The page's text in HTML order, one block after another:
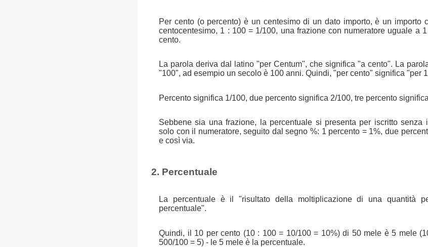
Per cento (o percento) è un centesimo di un dato importo, è un importo
centocentesimo, 1 : 100 = 1/100, una frazione con numeratore uguale a
cento.
La parola deriva dal latino "per Centum", che significa "a cento". La
"100", ad esempio un secolo è 100 anni. Quindi, "per cento" significa "per
Percento significa 1/100, due percento significa 2/100, tre percento
Sebbene sia una frazione, la percentuale si presenta per iscritto senza
solo con il numeratore, seguito dal segno %: 1 percento = 1%, due
e così via.
2. Percentuale
La percentuale è il "risultato della moltiplicazione di una quantità
percentuale".
Quindi, il 10 per cento (10 : 100 = 10/100 = 10%) di 50 mele è 5 mele
500/100 = 5) - le 5 mele è la percentuale.